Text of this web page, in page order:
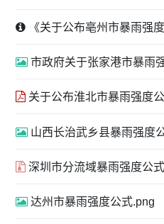
《关于公布亳州市暴雨强
市政府关于张家港市暴雨
关于公布淮北市暴雨强度
山西长治武乡县暴雨强度
深圳市分流域暴雨强度公
达州市暴雨强度公式.png